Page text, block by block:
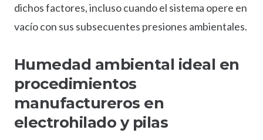
dichos factores, incluso cuando el sistema opere en
vacío con sus subsecuentes presiones ambientales.
Humedad ambiental ideal en
procedimientos
manufactureros en
electrohilado y pilas